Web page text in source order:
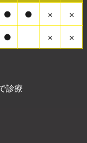
● ● × ×
● × ×
診療